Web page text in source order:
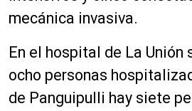
mecánica invasiva.
En el hospital de La Unión
ocho personas
de Panguipulli hay siete